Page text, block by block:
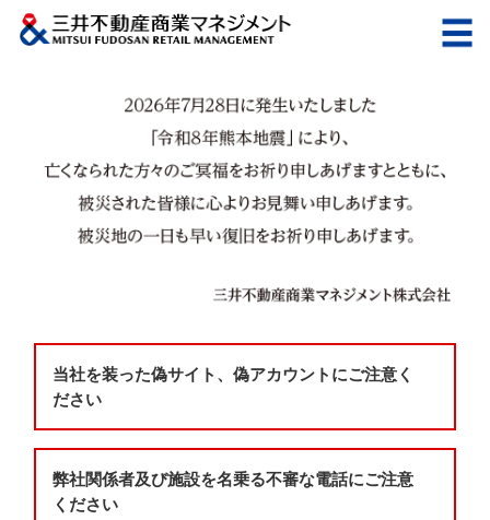
当社を装った偽サイト、偽アカウントにご注意く
ださい
弊社関係者及び施設を名乗る不審な電話にご注意
ください